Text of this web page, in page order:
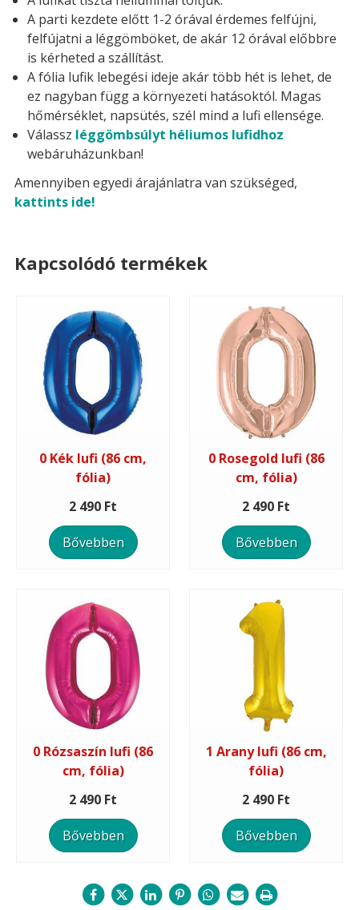
A parti kezdete előtt 1-2 órával érdemes felfújni,
felfújatni a léggömböket, de akár 12 órával előbbre
is kérheted a szállítást.
A fólia lufik lebegési ideje akár több hét is lehet, de
ez nagyban függ a környezeti hatásoktól. Magas
hőmérséklet, napsütés, szél mind a lufi ellensége.
Válassz léggömbsúlyt héliumos lufidhoz
webáruházunkban!
Amennyiben egyedi árajánlatra van szükséged,
kattints ide!
Kapcsolódó termékek
0 Kék lufi (86 cm,
fólia)
2 490 Ft
Bővebben
0 Rosegold lufi (86
cm, fólia)
2 490 Ft
Bővebben
0 Rózsaszín lufi (86
cm, fólia)
2 490 Ft
Bővebben
1 Arany lufi (86 cm,
fólia)
2 490 Ft
Bővebben